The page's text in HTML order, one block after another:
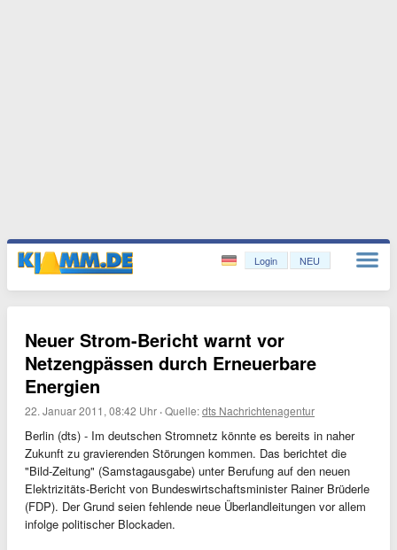
Login NEU
Neuer Strom-Bericht warnt vor
Netzengpässen durch Erneuerbare
Energien
22. Januar 2011, 08:42 Uhr ·Quelle:dts Nachrichtenagentur
Berlin (dts) - Im deutschen Stromnetz könnte es bereits in naher
Zukunft zu gravierenden Störungen kommen. Das berichtet die
"Bild-Zeitung" (Samstagausgabe) unter Berufung auf den neuen
Elektrizitäts-Bericht von Bundeswirtschaftsminister Rainer Brüderle
(FDP). Der Grund seien fehlende neue Überlandleitungen vor allem
infolge politischer Blockaden.